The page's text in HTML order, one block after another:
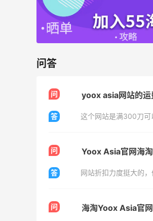
问答
问 yoox asia网站的运
答 这个网站是满300刀可
问 Yoox Asia官网海
答 网站折扣力度挺大的
问 海淘Yoox Asia官
6074人成功下单
Biōkreativ
30%返利
最高2%返利
最高3%返利